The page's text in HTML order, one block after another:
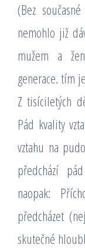
(Bez
nemohlo již
mužem a
generace. tím
Z tisíciletých
Pád kvality
vztahu na
předchází
naopak:
předcházet
skutečné